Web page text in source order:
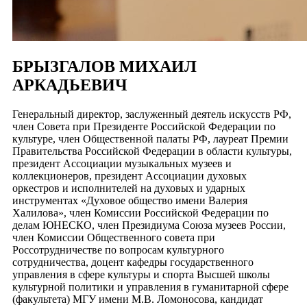
БРЫЗГАЛОВ МИХАИЛ
АРКАДЬЕВИЧ
Генеральный директор, заслуженный деятель искусств РФ,
член Совета при Президенте Российской Федерации по
культуре, член Общественной палаты РФ, лауреат Премии
Правительства Российской Федерации в области культуры,
президент Ассоциации музыкальных музеев и
коллекционеров, президент Ассоциации духовых
оркестров и исполнителей на духовых и ударных
инструментах «Духовое общество имени Валерия
Халилова», член Комиссии Российской Федерации по
делам ЮНЕСКО, член Президиума Союза музеев России,
член Комиссии Общественного совета при
Россотрудничестве по вопросам культурного
сотрудничества, доцент кафедры государственного
управления в сфере культуры и спорта Высшей школы
культурной политики и управления в гуманитарной сфере
(факультета) МГУ имени М.В. Ломоносова, кандидат